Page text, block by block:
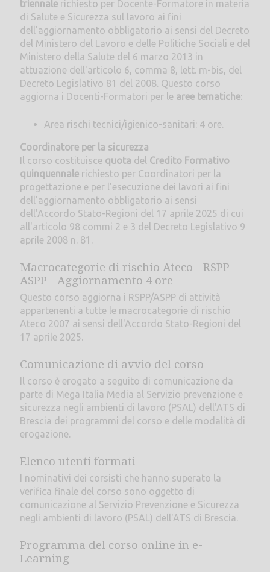
triennalerichiesto per Docente-Formatore in materia
di Salute e Sicurezza sul lavoro ai fini
dell'aggiornamento obbligatorio ai sensi del Decreto
del Ministero del Lavoro e delle Politiche Sociali e del
Ministero della Salute del 6 marzo 2013 in
attuazione dell'articolo 6, comma 8, lett. m-bis, del
Decreto Legislativo 81 del 2008. Questo corso
aggiorna i Docenti-Formatori per le aree tematiche:
Area rischi tecnici/igienico-sanitari: 4 ore.
Coordinatore per la sicurezza
Il corso costituisce quota del Credito Formativo
quinquennalerichiesto per Coordinatori per la
progettazione e per l'esecuzione dei lavori ai fini
dell'aggiornamento obbligatorio ai sensi
dell'Accordo Stato-Regioni del 17 aprile 2025 di cui
all'articolo 98 commi 2 e 3 del Decreto Legislativo 9
aprile 2008 n. 81.
Macrocategorie di rischio Ateco - RSPP-
ASPP - Aggiornamento 4 ore
Questo corso aggiorna i RSPP/ASPP di attività
appartenenti a tutte le macrocategorie di rischio
Ateco 2007 ai sensi dell'Accordo Stato-Regioni del
17 aprile 2025.
Comunicazione di avvio del corso
Il corso è erogato a seguito di comunicazione da
parte di Mega Italia Media al Servizio prevenzione e
sicurezza negli ambienti di lavoro (PSAL) dell'ATS di
Brescia dei programmi del corso e delle modalità di
erogazione.
Elenco utenti formati
I nominativi dei corsisti che hanno superato la
verifica finale del corso sono oggetto di
comunicazione al Servizio Prevenzione e Sicurezza
negli ambienti di lavoro (PSAL) dell'ATS di Brescia.
Programma del corso online in e-
Learning